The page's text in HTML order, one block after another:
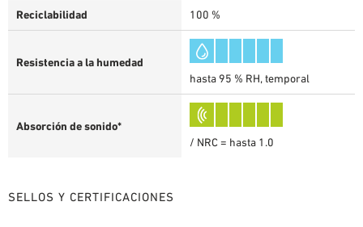
Reciclabilidad 100 %
Resistencia a la humedad
hasta 95 % RH, temporal
Absorción de sonido*
/ NRC = hasta 1.0
SELLOS Y CERTIFICACIONES